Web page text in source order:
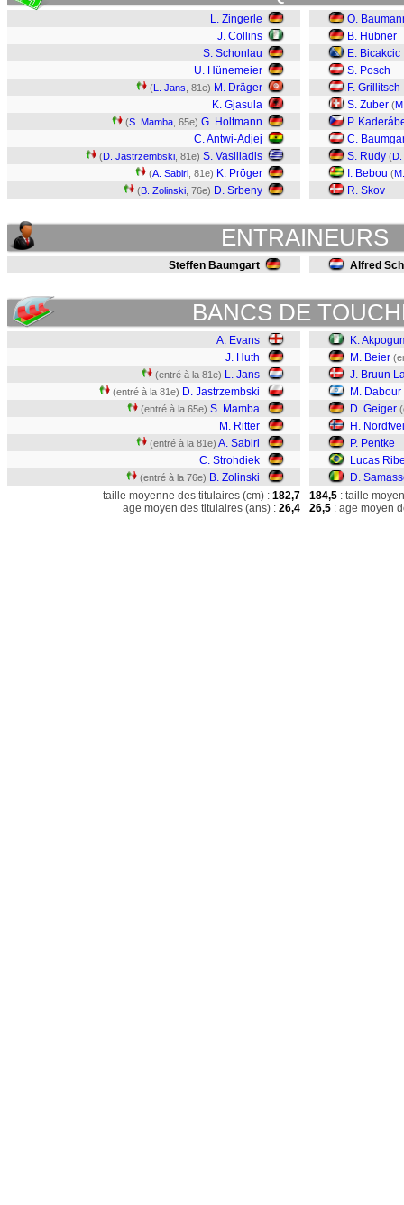
L. Zingerle
J. Collins
S. Schonlau
U. Hünemeier
(L. Jans , 81e) M. Dräger
K. Gjasula
(S. Mamba , 65e) G. Holtmann
C. Antwi-Adjej
(D. Jastrzembski , 81e) S. Vasiliadis
(A. Sabiri , 81e) K. Pröger
(B. Zolinski , 76e) D. Srbeny
O.
B. Hübner
E. Bicakcic
S. Posch
F. Grillitsch
S. Zuber (
P.
C.
S. Rudy (
I. Bebou (
R. Skov
ENTRAINEURS
Steffen Baumgart Alfred
BANCS DE
A. Evans
J. Huth
(entré à la 81e) L. Jans
(entré à la 81e) D. Jastrzembski
(entré à la 65e) S. Mamba
M. Ritter
(entré à la 81e) A. Sabiri
C. Strohdiek
(entré à la 76e) B. Zolinski
K.
M. Beier
J. Bruun
M. Dabour
D. Geiger
H.
P. Pentke
Lucas
D.
taille moyenne des titulaires (cm) : 182,7
age moyen des titulaires (ans) : 26,4
184,5 : taille
26,5 : age moyen